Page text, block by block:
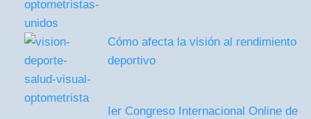
Cómo afecta la visión al rendimiento
deportivo
Ier Congreso Internacional Online de